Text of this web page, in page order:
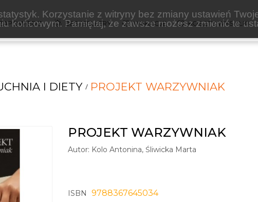
Korzystanie z witryny bez zmiany ustawień
końcowym. Pamiętaj, że zawsze możesz zmienić te
BESTSELLERY WAKACJE KOSZTY WYSYŁKI
I DIETY PROJEKT WARZYWNIAK
PROJEKT WARZYWNIAK
Autor: Kolo Antonina, Śliwicka Marta
ISBN 9788367645034